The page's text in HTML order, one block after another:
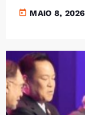
today MAIO 8, 2026